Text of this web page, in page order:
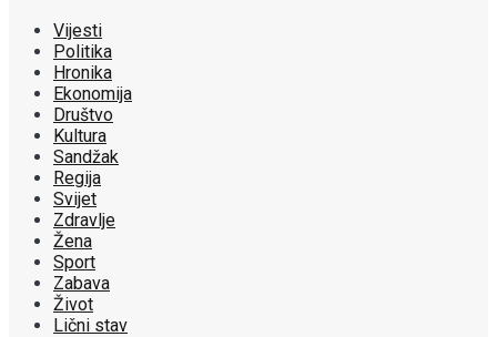
Vijesti
Politika
Hronika
Ekonomija
Društvo
Kultura
Sandžak
Regija
Svijet
Zdravlje
Žena
Sport
Zabava
Život
Lični stav